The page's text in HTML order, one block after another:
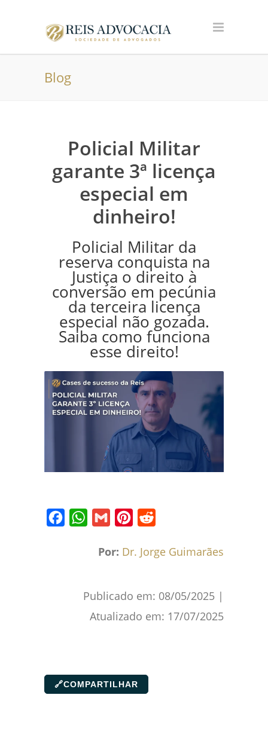
Blog
Policial Militar
garante 3ª licença
especial em
dinheiro!
Policial Militar da
reserva conquista na
Justiça o direito à
conversão em pecúnia
da terceira licença
especial não gozada.
Saiba como funciona
esse direito!
FacebookWhatsApp
Gmail Pinterest
Por: Dr. Jorge Guimarães
Publicado em: 08/05/2025 |
Atualizado em: 17/07/2025
🔗COMPARTILHAR